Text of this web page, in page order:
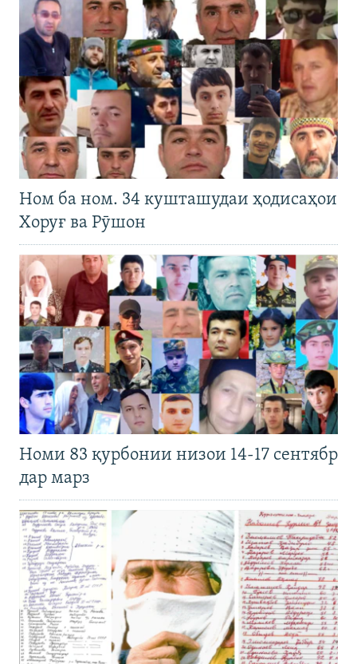
Ном ба ном. 34 кушташудаи ҳодисаҳои
Хоруғ ва Рӯшон
Номи 83 қурбонии низои 14-17 сентябр
дар марз